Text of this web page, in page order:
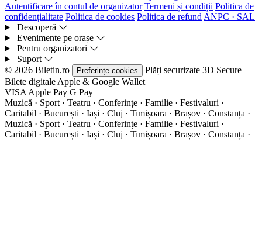
Autentificare în contul de organizator Termeni și condiții Politica de
confidențialitate Politica de cookies Politica de refund ANPC · SAL
Descoperă
Evenimente pe orașe
Pentru organizatori
Suport
© 2026 Biletin.ro
Preferințe cookies Plăți securizate 3D Secure
Bilete digitale Apple & Google Wallet
VISA Apple Pay G Pay
Muzică · Sport · Teatru · Conferințe · Familie · Festivaluri ·
Caritabil · București · Iași · Cluj · Timișoara · Brașov · Constanța ·
Muzică · Sport · Teatru · Conferințe · Familie · Festivaluri ·
Caritabil · București · Iași · Cluj · Timișoara · Brașov · Constanța ·